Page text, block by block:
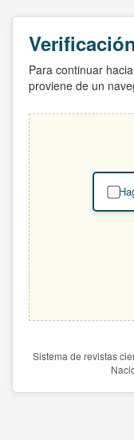
Para continuar
proviene de un
Sistema de revistas